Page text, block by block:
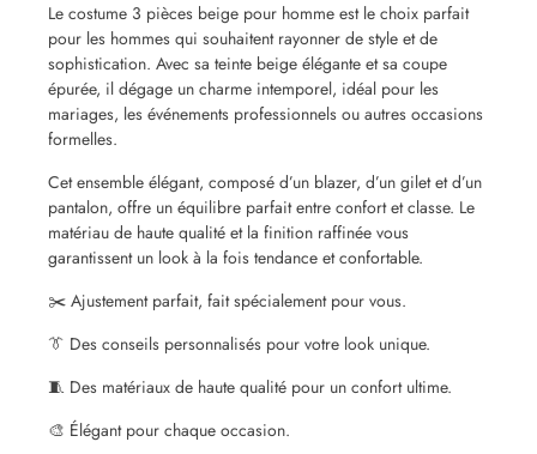
Le costume 3 pièces beige pour homme est le choix parfait
pour les hommes qui souhaitent rayonner de style et de
sophistication. Avec sa teinte beige élégante et sa coupe
épurée, il dégage un charme intemporel, idéal pour les
mariages, les événements professionnels ou autres occasions
formelles.
Cet ensemble élégant, composé d’un blazer, d’un gilet et d’un
pantalon, offre un équilibre parfait entre confort et classe. Le
matériau de haute qualité et la finition raffinée vous
garantissent un look à la fois tendance et confortable.
✂️ Ajustement parfait, fait spécialement pour vous.
👔 Des conseils personnalisés pour votre look unique.
🧵 Des matériaux de haute qualité pour un confort ultime.
🎨 Élégant pour chaque occasion.